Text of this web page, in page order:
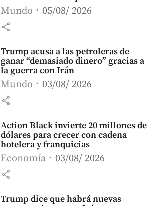
Mundo 05/08/ 2026
share
Trump acusa a las petroleras de
ganar “demasiado dinero” gracias a
la guerra con Irán
Mundo 03/08/ 2026
share
Action Black invierte 20 millones de
dólares para crecer con cadena
hotelera y franquicias
Economía 03/08/ 2026
share
Trump dice que habrá nuevas